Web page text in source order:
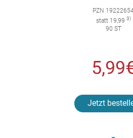
PZN
statt 19,99 3)
90 ST
Jetzt